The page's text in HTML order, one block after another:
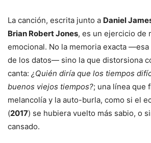
La canción, escrita junto a Daniel
Brian Robert Jones, es un ejercicio de
emocional. No la memoria exacta
de los datos— sino la que distorsiona
canta: ¿Quién diría que los tiempos
buenos viejos tiempos?; una línea que
melancolía y la auto-burla, como si el
(2017) se hubiera vuelto más sabio, o
cansado.